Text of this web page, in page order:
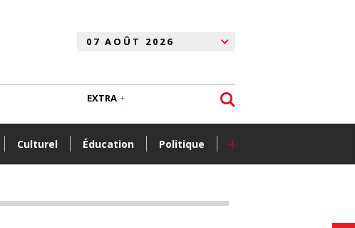
Culturel Éducation Politique +
EXTRA